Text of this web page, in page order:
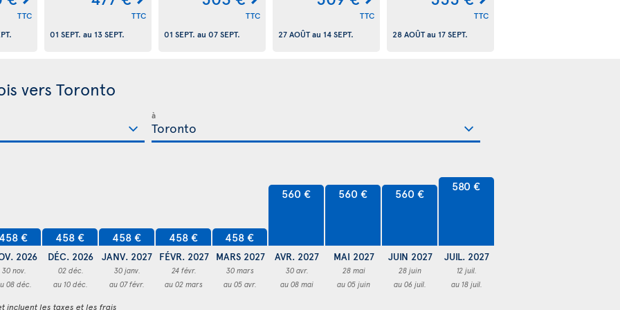
TTC
TTC
01 SEPT. au 13 SEPT.
TTC
01 SEPT. au 07 SEPT.
TTC
27 AOÛTau 14 SEPT.
TTC
28 AOÛTau 17 SEPT.
vers Toronto
à
€
2026
30 nov.
08 déc.
458 €
DÉC. 2026
02 déc.
au 10 déc.
458 €
JANV. 2027
30 janv.
au 07 févr.
458 €
FÉVR. 2027
24 févr.
au 02 mars
458 €
MARS 2027
30 mars
au 05 avr.
560 €
AVR. 2027
30 avr.
au 08 mai
560 €
MAI 2027
28 mai
au 05 juin
560 €
JUIN 2027
28 juin
au 06 juil.
580 €
JUIL. 2027
12 juil.
au 18 juil.
incluent les taxes et les frais